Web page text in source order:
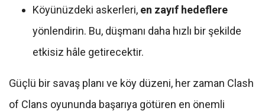
Köyünüzdeki askerleri, en zayıf hedeflere
yönlendirin. Bu, düşmanı daha hızlı bir şekilde
etkisiz hâle getirecektir.
Güçlü bir savaş planı ve köy düzeni, her zaman Clash
of Clans oyununda başarıya götüren en önemli